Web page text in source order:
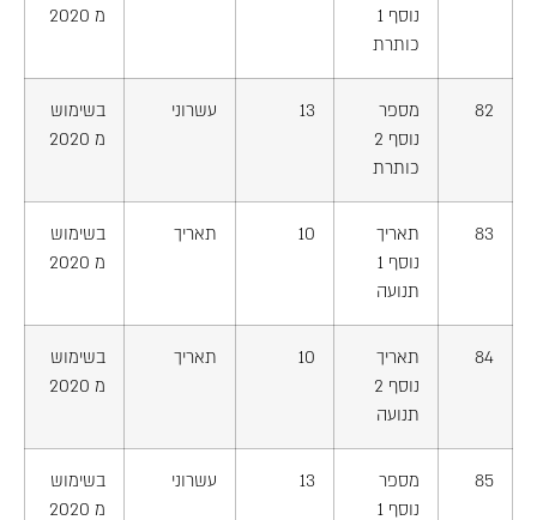
נוסף 1
כותרת
מ 2020
82
מספר
נוסף 2
כותרת
13 עשרוני
בשימוש
מ 2020
83
תאריך
נוסף 1
תנועה
10 תאריך
בשימוש
מ 2020
84
תאריך
נוסף 2
תנועה
10 תאריך
בשימוש
מ 2020
85
מספר
נוסף 1
13 עשרוני
בשימוש
מ 2020